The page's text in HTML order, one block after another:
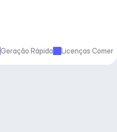
Geração Rápida Licenças